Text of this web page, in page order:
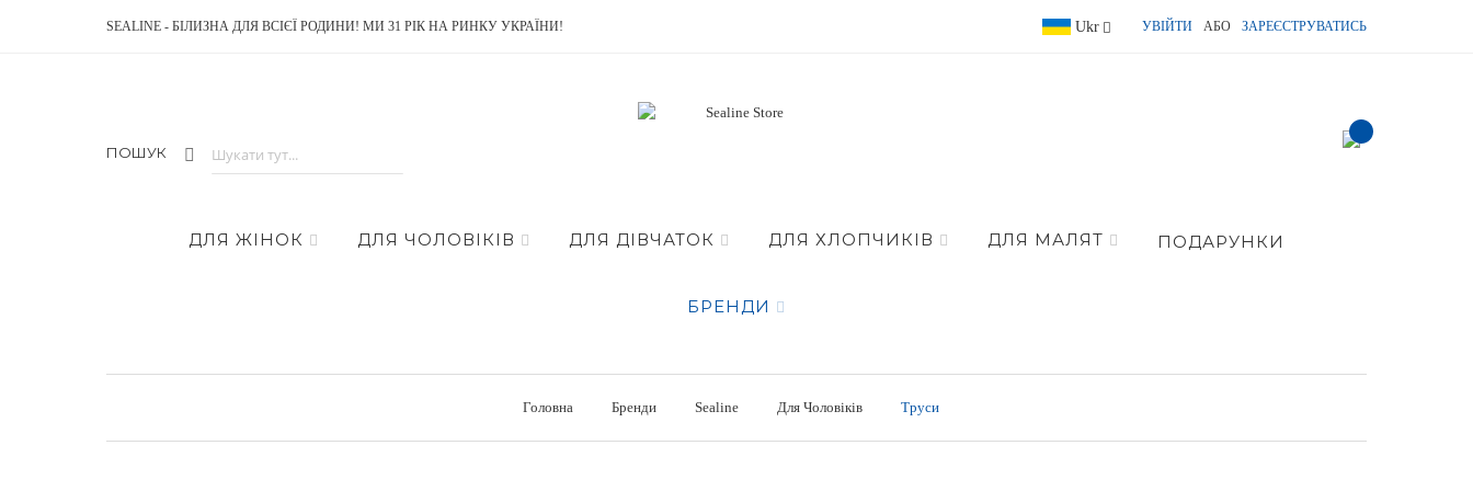
SEALINE - БІЛИЗНА ДЛЯ ВСІЄЇ РОДИНИ! МИ 31 РІК НА РИНКУ УКРАЇНИ! Language
Ukr УВІЙТИ АБО ЗАРЕЄСТРУВАТИСЬ
ПОШУК
item(s) -
ДЛЯ ЖІНОК ДЛЯ ЧОЛОВІКІВ ДЛЯ ДІВЧАТОК ДЛЯ ХЛОПЧИКІВ ДЛЯ МАЛЯТ ПОДАРУНКИ
БРЕНДИ
Головна Бренди Sealine Для Чоловіків Труси